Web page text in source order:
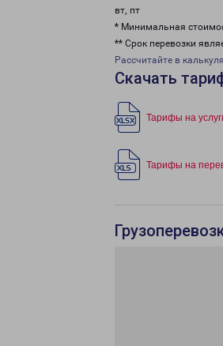
вт, пт
* Минимальная
** Срок перевозки
Рассчитайте в
Скачать
Тарифы на
Тарифы на